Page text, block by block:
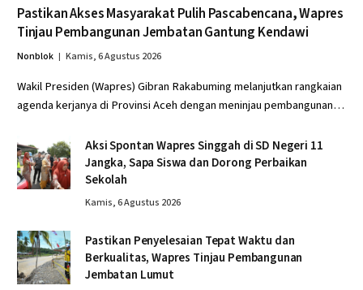
Pastikan Akses Masyarakat Pulih Pascabencana, Wapres
Tinjau Pembangunan Jembatan Gantung Kendawi
Nonblok Kamis, 6 Agustus 2026
Wakil Presiden (Wapres) Gibran Rakabuming melanjutkan rangkaian
agenda kerjanya di Provinsi Aceh dengan meninjau pembangunan…
Aksi Spontan Wapres Singgah di SD Negeri 11
Jangka, Sapa Siswa dan Dorong Perbaikan
Sekolah
Kamis, 6 Agustus 2026
Pastikan Penyelesaian Tepat Waktu dan
Berkualitas, Wapres Tinjau Pembangunan
Jembatan Lumut